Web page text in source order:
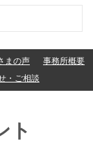
まの声
事務所概要
・ご相談
ト